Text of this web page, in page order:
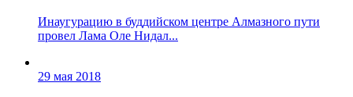
Инаугурацию в буддийском центре Алмазного пути
провел Лама Оле Нидал...
29 мая 2018